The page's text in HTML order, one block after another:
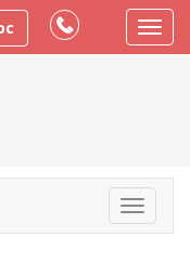
меню
Toggle